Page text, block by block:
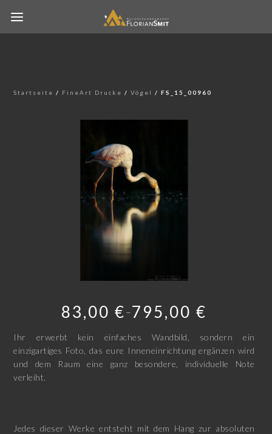
Startseite / FineArt Drucke /Vögel / FS_15_00960
83,00€ –795,00 €
Ihr erwerbt kein einfaches Wandbild, sondern ein
einzigartiges Foto, das eure Inneneinrichtung ergänzen wird
und dem Raum eine ganz besondere, individuelle Note
verleiht.
Jedes dieser Werke entsteht mit dem Hang zur absoluten